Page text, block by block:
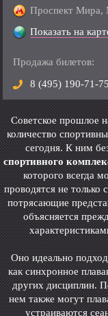
Проспект Мира,
Показать на
Продажа билетов:
8 (495) 190-71-
Советское прошлое
количество
сегодня. К ним
спортивного
которого всегда
проводятся не только
потрясающие
объясняется
Оно идеально
как синхронное
других дисциплин.
нем также могут
устраиваются